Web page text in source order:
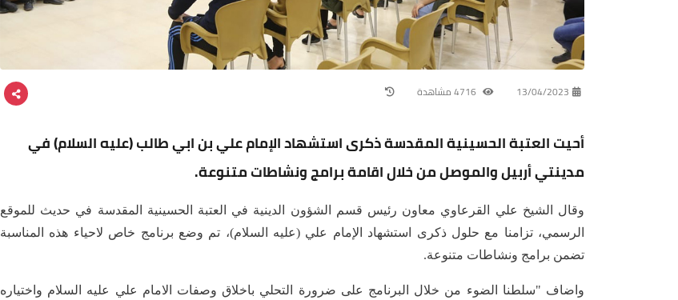
13/04/2023
أحيت العتبة الحسينية المقدسة ذكرى استشهاد الإمام علي بن ابي طالب (عليه السلام) في
مدينتي أربيل والموصل من خلال اقامة برامج ونشاطات متنوعة.
وقال الشيخ علي القرعاوي معاون رئيس قسم الشؤون الدينية في العتبة الحسينية المقدسة في حديث للموقع
الرسمي، تزامنا مع حلول ذكرى استشهاد الإمام علي (عليه السلام)، تم وضع برنامج خاص لاحياء هذه المناسبة
تضمن برامج ونشاطات متنوعة.
واضاف "سلطنا الضوء من خلال البرنامج على ضرورة التحلي باخلاق وصفات الامام علي عليه السلام واختياره